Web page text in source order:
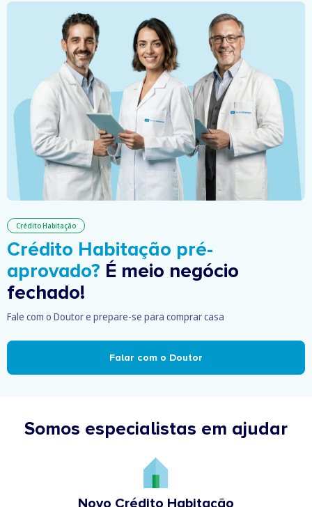
Crédito Habitação
Crédito Habitação pré-
aprovado? É meio negócio
fechado!
Fale com o Doutor e prepare-se para comprar casa
Falar com o Doutor
Somos especialistas em ajudar
Novo Crédito Habitação